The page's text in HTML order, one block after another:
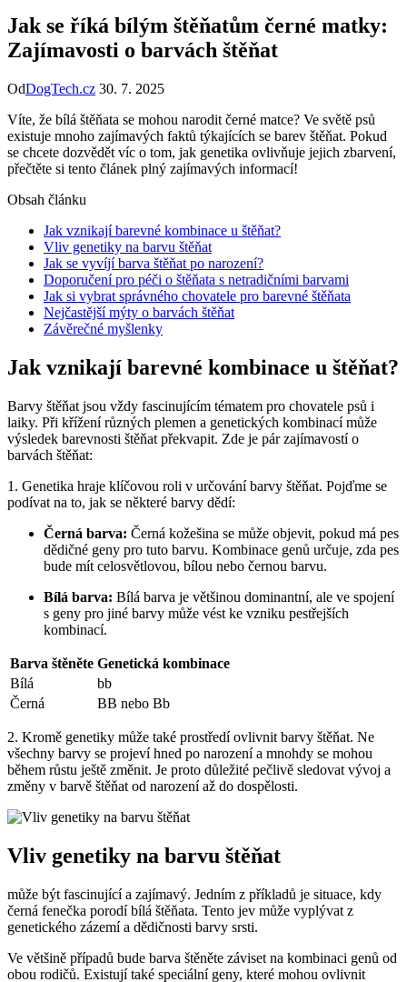
Jak se říká bílým štěňatům černé matky:
Zajímavosti o barvách štěňat
OdDogTech.cz 30. 7. 2025
Víte, že bílá štěňata se mohou narodit černé matce? Ve světě psů
existuje mnoho zajímavých faktů týkajících se barev štěňat. Pokud
se chcete dozvědět víc o tom, jak genetika ovlivňuje jejich zbarvení,
přečtěte si tento článek plný zajímavých informací!
Obsah článku
Jak vznikají barevné kombinace u štěňat?
Vliv genetiky na barvu štěňat
Jak se vyvíjí barva štěňat po narození?
Doporučení pro péči o štěňata s netradičními barvami
Jak si vybrat správného chovatele pro barevné štěňata
Nejčastější mýty o barvách štěňat
Závěrečné myšlenky
Jak vznikají barevné kombinace u štěňat?
Barvy štěňat jsou vždy fascinujícím tématem pro chovatele psů i
laiky. Při křížení různých plemen a genetických kombinací může
výsledek barevnosti štěňat překvapit. Zde je pár zajímavostí o
barvách štěňat:
1. Genetika hraje klíčovou roli v určování barvy štěňat. Pojďme se
podívat na to, jak se některé barvy dědí:
Černá barva: Černá kožešina se může objevit, pokud má pes
dědičné geny pro tuto barvu. Kombinace genů určuje, zda pes
bude mít celosvětlovou, bílou nebo černou barvu.
Bílá barva: Bílá barva je většinou dominantní, ale ve spojení
s geny pro jiné barvy může vést ke vzniku pestřejších
kombinací.
Barva štěněte Genetická kombinace
Bílá
bb
Černá
BB nebo Bb
2. Kromě genetiky může také prostředí ovlivnit barvy štěňat. Ne
všechny barvy se projeví hned po narození a mnohdy se mohou
během růstu ještě změnit. Je proto důležité pečlivě sledovat vývoj a
změny v barvě štěňat od narození až do dospělosti.
Vliv genetiky na barvu štěňat
může být fascinující a zajímavý. Jedním z příkladů je situace, kdy
černá fenečka porodí bílá štěňata. Tento jev může vyplývat z
genetického zázemí a dědičnosti barvy srsti.
Ve většině případů bude barva štěněte záviset na kombinaci genů od
obou rodičů. Existují také speciální geny, které mohou ovlivnit